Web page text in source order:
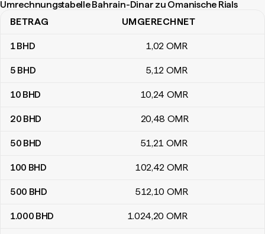
Umrechnungstabelle Bahrain-Dinar zu Omanische Rials
Umrechnungstabelle Bahrain-Dinar zu Omanische Rials
BETRAG UMGERECHNET
1BHD 1,02 OMR
5 BHD 5,12 OMR
10 BHD 10,24 OMR
20 BHD 20,48 OMR
50 BHD 51,21 OMR
100 BHD 102,42 OMR
500 BHD 512,10 OMR
1.000 BHD 1.024,20 OMR